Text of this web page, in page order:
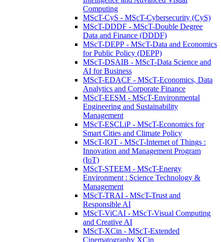
Computing
MScT-CyS - MScT-Cybersecurity (CyS)
MScT-DDDF - MScT-Double Degree
Data and Finance (DDDF)
MScT-DEPP - MScT-Data and Economics
for Public Policy (DEPP)
MScT-DSAIB - MScT-Data Science and
AI for Business
MScT-EDACF - MScT-Economics, Data
Analytics and Corporate Finance
MScT-EESM - MScT-Environmental
Engineering and Sustainability
Management
MScT-ESCLiP - MScT-Economics for
Smart Cities and Climate Policy
MScT-IOT - MScT-Internet of Things :
Innovation and Management Program
(IoT)
MScT-STEEM - MScT-Energy
Environment : Science Technology &
Management
MScT-TRAI - MScT-Trust and
Responsible AI
MScT-ViCAI - MScT-Visual Computing
and Creative AI
MScT-XCin - MScT-Extended
Cinematography XCin